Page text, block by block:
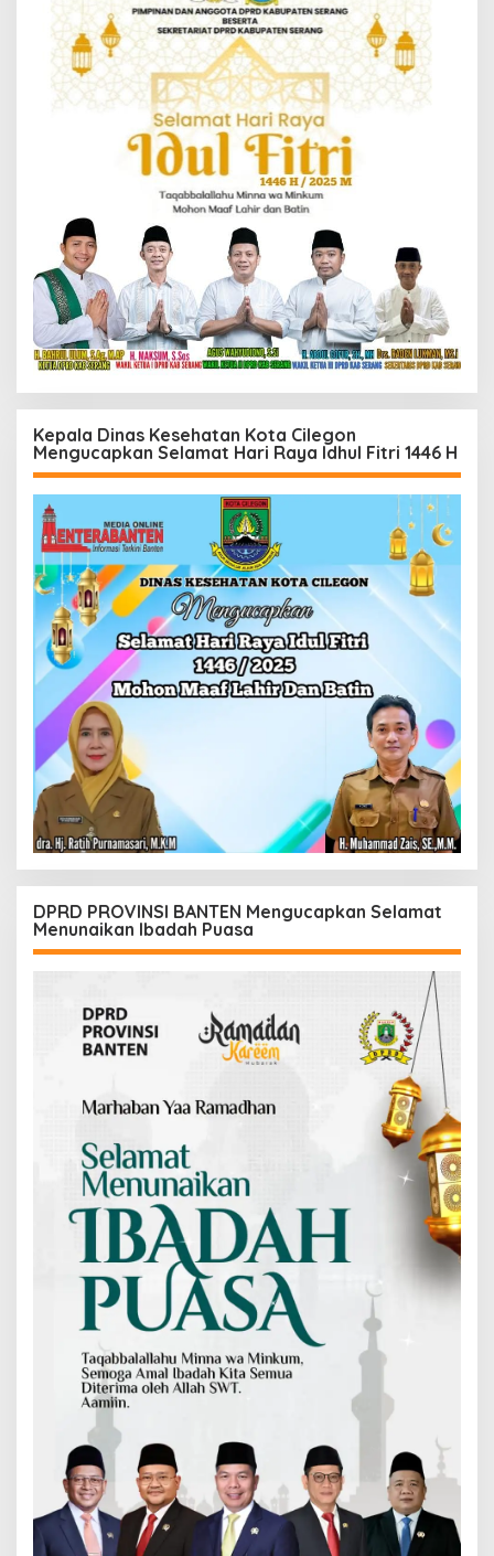
Kepala Dinas Kesehatan Kota Cilegon
Mengucapkan Selamat Hari Raya Idhul Fitri 1446 H
DPRD PROVINSI BANTEN Mengucapkan Selamat
Menunaikan Ibadah Puasa